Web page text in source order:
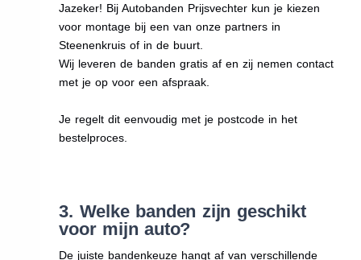
Jazeker! Bij Autobanden Prijsvechter kun je kiezen
voor montage bij een van onze partners in
Steenenkruis of in de buurt.
Wij leveren de banden gratis af en zij nemen contact
met je op voor een afspraak.
Je regelt dit eenvoudig met je postcode in het
bestelproces.
3. Welke banden zijn geschikt
voor mijn auto?
De juiste bandenkeuze hangt af van verschillende